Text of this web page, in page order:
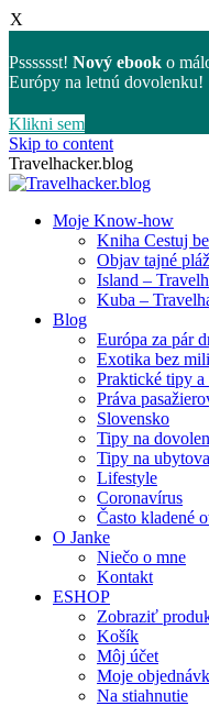
X
Psssssst! Nový ebook o
Európy na letnú dovolenku!
Klikni sem
Skip to content
Travelhacker.blog
Moje Know-how
Kniha Cestuj
Objav tajné
Island –
Kuba –
Blog
Európa za pár
Exotika bez
Praktické tipy
Práva
Slovensko
Tipy na
Tipy na
Lifestyle
Coronavírus
Často kladené
O Janke
Niečo o mne
Kontakt
ESHOP
Zobraziť
Košík
Môj účet
Moje
Na stiahnutie